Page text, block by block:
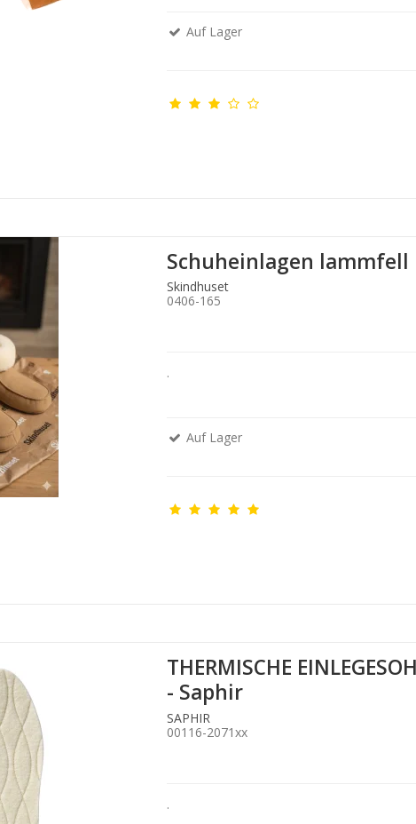
Auf Lager
Schuheinlagen lammfell
Skindhuset
0406-165
.
Auf Lager
THERMISCHE
- Saphir
SAPHIR
00116-2071xx
.